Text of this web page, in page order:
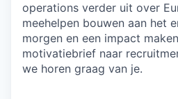
operations verder uit over
meehelpen bouwen aan het
morgen en een impact
motivatiebrief naar
we horen graag van je.